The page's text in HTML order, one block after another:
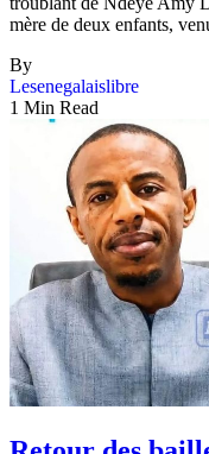
mère de deux enfants,
By
Lesenegalaislibre
1 Min Read